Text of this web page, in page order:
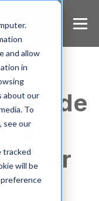
and allow
in
about our
To
see our
tracked
will be
de